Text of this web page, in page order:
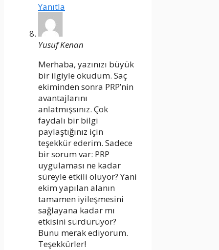
Yanıtla
Yusuf Kenan
Merhaba, yazınızı büyük
bir ilgiyle okudum. Saç
ekiminden sonra PRP’nin
avantajlarını
anlatmışsınız. Çok
faydalı bir bilgi
paylaştığınız için
teşekkür ederim. Sadece
bir sorum var: PRP
uygulaması ne kadar
süreyle etkili oluyor? Yani
ekim yapılan alanın
tamamen iyileşmesini
sağlayana kadar mı
etkisini sürdürüyor?
Bunu merak ediyorum.
Teşekkürler!